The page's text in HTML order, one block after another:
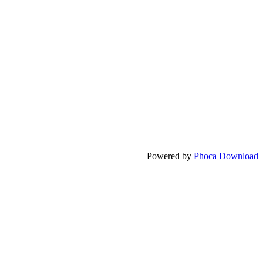
Powered by Phoca Download